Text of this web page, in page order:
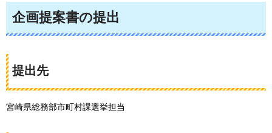
企画提案書の提出
提出先
宮崎県総務部市町村課選挙担当